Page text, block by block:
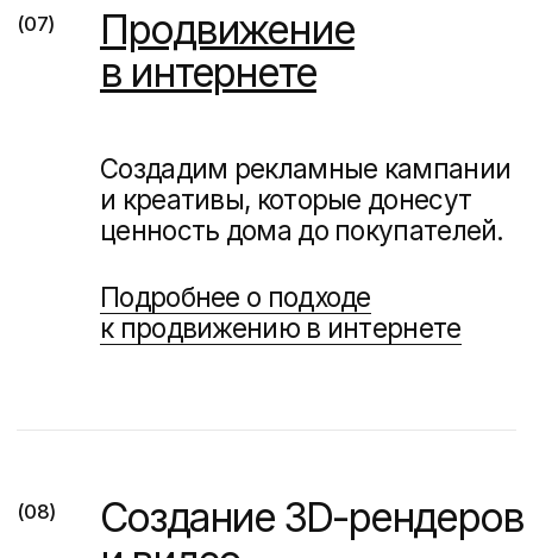
Примеры комплексных
маркетинговых проектов
для застройщиков